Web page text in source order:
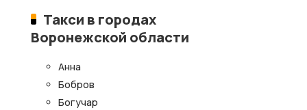
Такси в городах
Воронежской области
Анна
Бобров
Богучар